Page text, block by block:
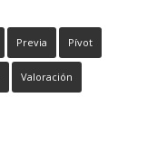
Previa Pívot
Valoración